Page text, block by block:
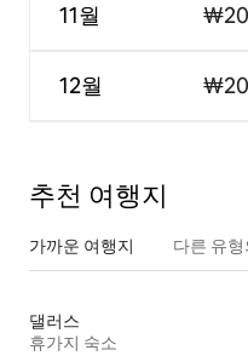
11월
12월
추천 여행지
가까운 여행지 다른 유
댈러스
휴가지 숙소